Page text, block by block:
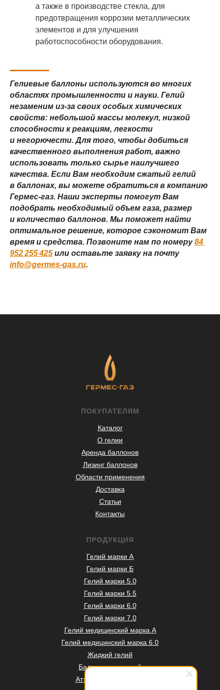
а также в производстве стекла, для
предотвращения коррозии металлических
элементов и для улучшения
работоспособности оборудования.
Гелиевые баллоны используются во многих
областях промышленности и науки. Гелий
незаменим из-за своих особых химических
свойств: небольшой массы молекул, низкой
способности к реакциям, легкости
и негорючести. Для того, чтобы добиться
качественного выполнения работ, важно
использовать только сырье наилучшего
качества. Если Вам необходим сжатый гелий
в баллонах, вы можете обратиться в компанию
Гермес-газ. Наши эксперты помогут Вам
подобрать необходимый объем газа, размер
и количество баллонов. Мы поможет найти
оптимальное решение, которое сэкономит Вам
время и средства. Позвоните нам по номеру84
952 255 425 или оставьте заявку на почту
info@germes-gas.ru.
ПРОДУКЦИЯ
Гелий марки А
Гелий марки Б
Гелий марки 5.0
Гелий марки 5.5
Гелий марки 6.0
Гелий марки 7.0
Гелий медицинский марка А
Гелий медицинский марка 6.0
Жидкий гелий
Баллоны под гелий
Аттестация баллонов
ПОКУПАТЕЛЯМ
Каталог
О гелии
Аренда баллонов
Лизинг баллонов
Области применения
Доставка
Статьи
Контакты